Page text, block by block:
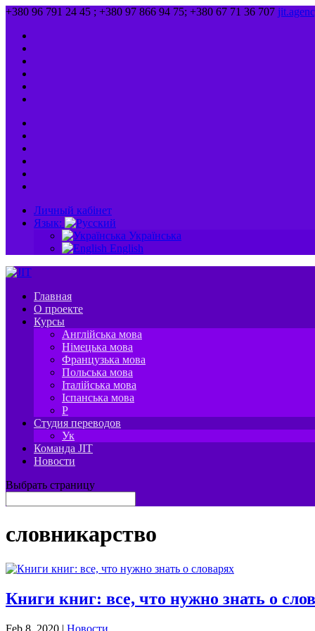
+380 96 791 24 45 ; +380 97 866 94 75; +380 67 71 36 707
Личный кабінет
Язык:
Українська
English
Главная
О проекте
Курсы
Англійська мова
Німецька мова
Французька мова
Польська мова
Італійська мова
Іспанська мова
P
Студия переводов
Ук
Команда JIT
Новости
Выбрать страницу
словникарство
Книги книг: все, что нужно знать о
Feb 8, 2020 | Новости